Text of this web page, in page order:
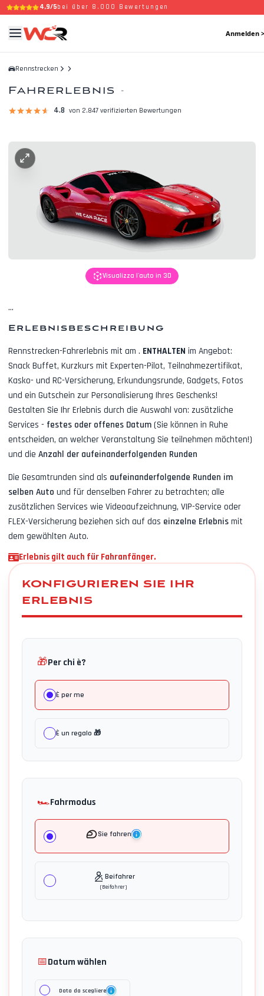
4,9/5bei über 8.000 Bewertungen
Anmelden >
Rennstrecken
Fahrerlebnis -
4.8 von 2.847 verifizierten Bewertungen
Visualizza l'auto in 3D
...
Erlebnisbeschreibung
Rennstrecken-Fahrerlebnis mit am . ENTHALTEN im Angebot:
Snack Buffet, Kurzkurs mit Experten-Pilot, Teilnahmezertifikat,
Kasko- und RC-Versicherung, Erkundungsrunde, Gadgets, Fotos
und ein Gutschein zur Personalisierung Ihres Geschenks!
Gestalten Sie Ihr Erlebnis durch die Auswahl von: zusätzliche
Services - festes oder offenes Datum (Sie können in Ruhe
entscheiden, an welcher Veranstaltung Sie teilnehmen möchten!)
und die Anzahl der aufeinanderfolgenden Runden
Die Gesamtrunden sind als aufeinanderfolgende Runden im
selben Auto und für denselben Fahrer zu betrachten; alle
zusätzlichen Services wie Videoaufzeichnung, VIP-Service oder
FLEX-Versicherung beziehen sich auf das einzelne Erlebnis mit
dem gewählten Auto.
Erlebnis gilt auch für Fahranfänger.
KONFIGURIEREN SIE IHR
ERLEBNIS
🎁Per chi è?
È per me
È un regalo 🎁
🏎️Fahrmodus
Sie fahren
Beifahrer
(Beifahrer)
📅Datum wählen
Data da scegliere